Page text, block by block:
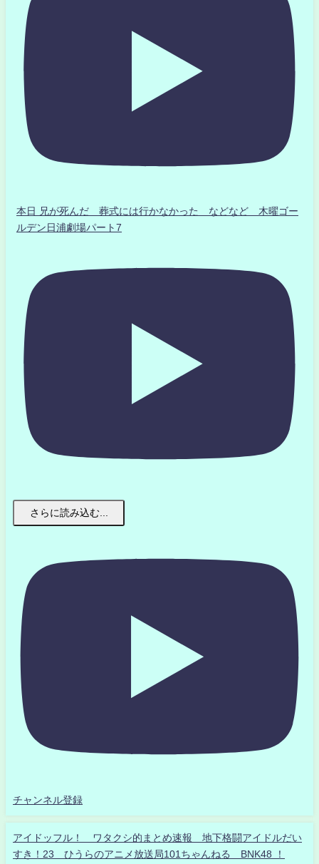
本日 兄が死んだ 葬式には行かなかった などなど 木曜ゴー
ルデン日浦劇場パート7
さらに読み込む...
チャンネル登録
アイドッフル！ ワタクシ的まとめ速報 地下格闘アイドルだい
すき！23 ひうらのアニメ放送局101ちゃんねる BNK48 ！